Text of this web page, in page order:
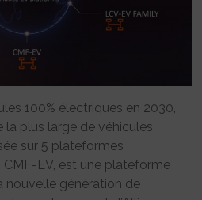
100% électriques en 2030,
la plus large de véhicules
sur 5 plateformes
EV, est une plateforme
nouvelle génération de